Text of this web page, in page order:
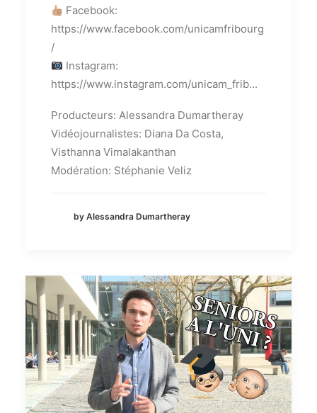
Facebook:
https://www.facebook.com/unicamfribourg
/
Instagram:
https://www.instagram.com/unicam_frib...
Producteurs: Alessandra Dumartheray
Vidéojournalistes: Diana Da Costa,
Visthanna Vimalakanthan
Modération: Stéphanie Veliz
by Alessandra Dumartheray